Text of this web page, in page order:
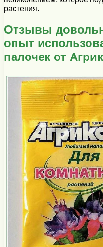
растения.
Отзывы
опыт
палочек от